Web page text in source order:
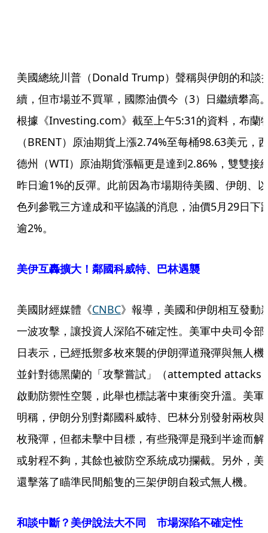
美國總統川普（Donald Trump）聲稱與伊朗的和談
續，但市場並不買單，國際油價今（3）日繼續攀高
根據《Investing.com》截至上午5:31的資料，布蘭
（BRENT）原油期貨上漲2.74%至每桶98.63美元，
德州（WTI）原油期貨漲幅更是達到2.86%，雙雙接
昨日逾1%的反彈。此前因為市場期待美國、伊朗、以
色列參戰三方達成和平協議的消息，油價5月29日下
逾2%。
美伊互轟擴大！鄰國科威特、巴林遇襲
美國財經媒體《CNBC》報導，美國和伊朗相互發動
一波攻擊，讓投資人深陷不確定性。美軍中央司令部
日表示，已經抵禦多枚來襲的伊朗彈道飛彈與無人機
並針對德黑蘭的「攻擊嘗試」（attempted attacks
啟動防禦性空襲，此舉也標誌著中東衝突升溫。美軍
明稱，伊朗分別對鄰國科威特、巴林分別發射兩枚與
枚飛彈，但都未擊中目標，有些飛彈是飛到半途而解
或射程不夠，其餘也被防空系統成功攔截。另外，美
還擊落了瞄準民間船隻的三架伊朗自殺式無人機。
和談中斷？美伊說法大不同 市場深陷不確定性